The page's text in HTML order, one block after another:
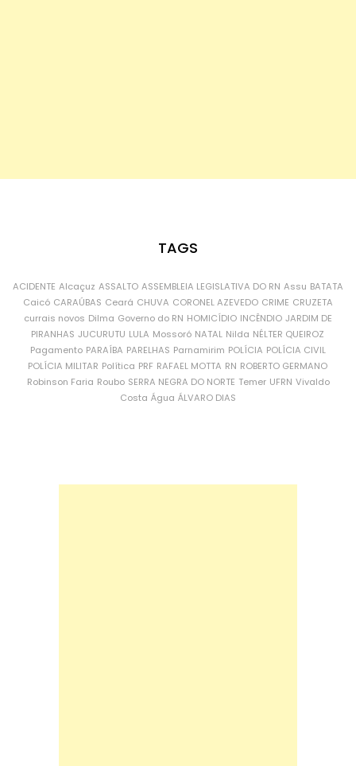
TAGS
ACIDENTE Alcaçuz ASSALTO ASSEMBLEIA LEGISLATIVA DO RN Assu BATATA
Caicó CARAÚBAS Ceará CHUVA CORONEL AZEVEDO CRIME CRUZETA
currais novos Dilma Governo do RN HOMICÍDIO INCÊNDIO JARDIM DE
PIRANHAS JUCURUTU LULA Mossoró NATAL Nilda NÉLTER QUEIROZ
Pagamento PARAÍBA PARELHAS Parnamirim POLÍCIA POLÍCIA CIVIL
POLÍCIA MILITAR Política PRF RAFAEL MOTTA RN ROBERTO GERMANO
Robinson Faria Roubo SERRA NEGRA DO NORTE Temer UFRN Vivaldo
Costa Água ÁLVARO DIAS